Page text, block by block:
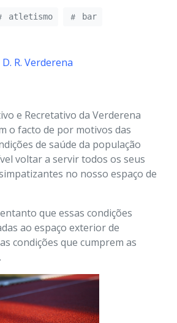
atletismo bar
D. R. Verderena
e Recretativo da Verderena
o facto de por motivos das
de saúde da população
voltar a servir todos os seus
no nosso espaço de
que essas condições
ao espaço exterior de
condições que cumprem as